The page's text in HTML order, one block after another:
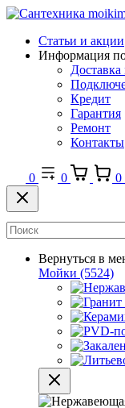
Статьи и акции
Информация
Доставка
Кредит
Гарантия
Ремонт
Контакты
0 0 0
Вернуться в
Мойки (5524)